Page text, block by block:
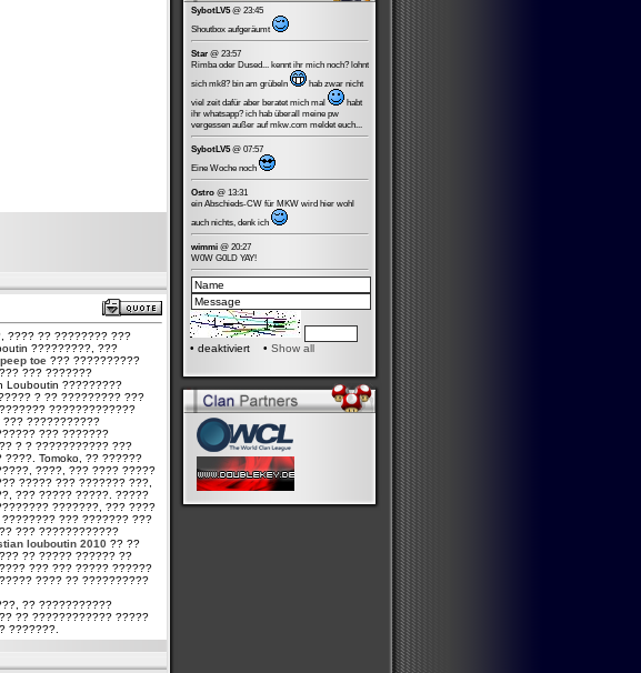
???? ?? ???????? ???
?????????, ???
toe ??? ??????????
??? ???????
Louboutin ?????????
? ?? ????????? ???
?????????????
??? ???????????
??? ???????
? ? ??????????? ???
Tomoko, ?? ??????
????, ??? ???? ?????
????? ??? ??????? ???,
??? ????? ?????. ?????
???????, ??? ????
??? ??????? ???
??? ????????????
louboutin 2010 ?? ??
?? ????? ?????? ??
??? ??? ????? ??????
???? ?? ??????????
?? ???????????
?? ???????????? ?????
???????.
SybotLV5@ 23:45
Shoutbox aufgeräumt
Star @ 23:57
Rimba oder Dused... kennt ihr mich noch? lohnt
sich mk8? bin am grübeln
hab zwar nicht
viel zeit dafür aber beratet mich mal
habt
ihr whatsapp? ich hab überall meine pw
vergessen außer auf mkw.com meldet euch...
SybotLV5@ 07:57
Eine Woche noch
Ostro @ 13:31
ein Abschieds-CW für MKW wird hier wohl
auch nichts, denk ich
wimmi @ 20:27
W0W G0LD YAY!
• deaktiviert • Show all